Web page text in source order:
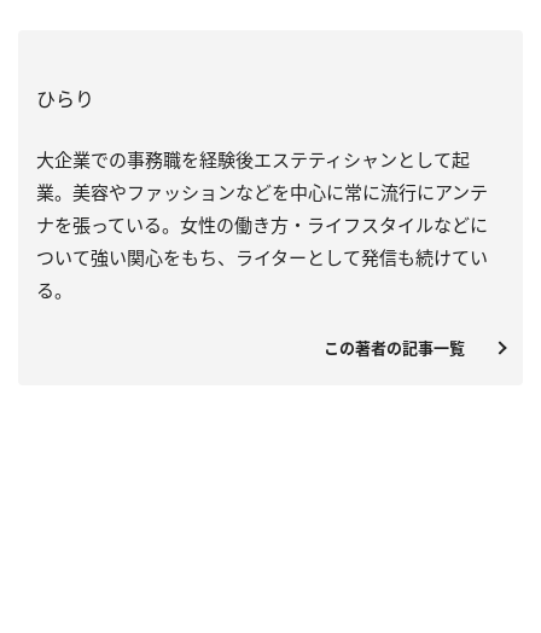
ひらり
大企業での事務職を経験後エステティシャンとして起
業。美容やファッションなどを中心に常に流行にアンテ
ナを張っている。女性の働き方・ライフスタイルなどに
ついて強い関心をもち、ライターとして発信も続けてい
る。
この著者の記事一覧